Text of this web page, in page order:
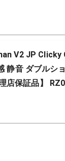
V2 JP
静音 ダブルシ
店保証品】